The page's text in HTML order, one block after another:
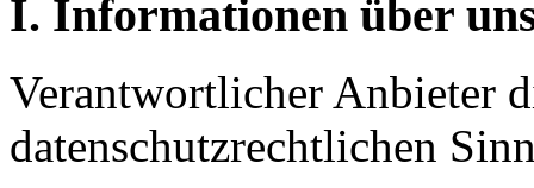
I. Informationen über
Verantwortlicher Anbieter
datenschutzrechtlichen